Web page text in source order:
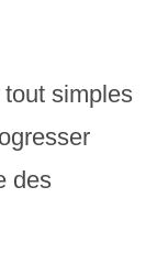
simples
des